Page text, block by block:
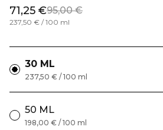
71,25 €95,00 €
237,50 € / 100 ml
30 ML
237,50 € / 100 ml
50 ML
198,00 € / 100 ml